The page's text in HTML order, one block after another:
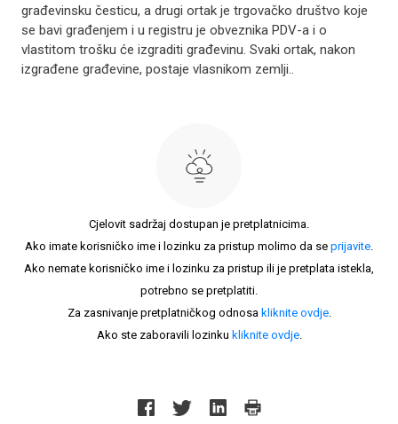
građevinsku česticu, a drugi ortak je trgovačko društvo koje
se bavi građenjem i u registru je obveznika PDV-a i o
vlastitom trošku će izgraditi građevinu. Svaki ortak, nakon
izgrađene građevine, postaje vlasnikom zemlji..
Cjelovit sadržaj dostupan je pretplatnicima.
Ako imate korisničko ime i lozinku za pristup molimo da se prijavite.
Ako nemate korisničko ime i lozinku za pristup ili je pretplata istekla,
potrebno se pretplatiti.
Za zasnivanje pretplatničkog odnosa kliknite ovdje.
Ako ste zaboravili lozinku kliknite ovdje.